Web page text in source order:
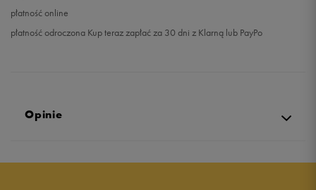
płatność online
płatność odroczona Kup teraz zapłać za 30 dni z Klarną lub PayPo
Opinie